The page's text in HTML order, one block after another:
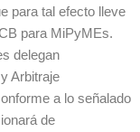
para tal efecto lleve
para MiPyMEs.
delegan
Arbitraje
a lo señalado
de